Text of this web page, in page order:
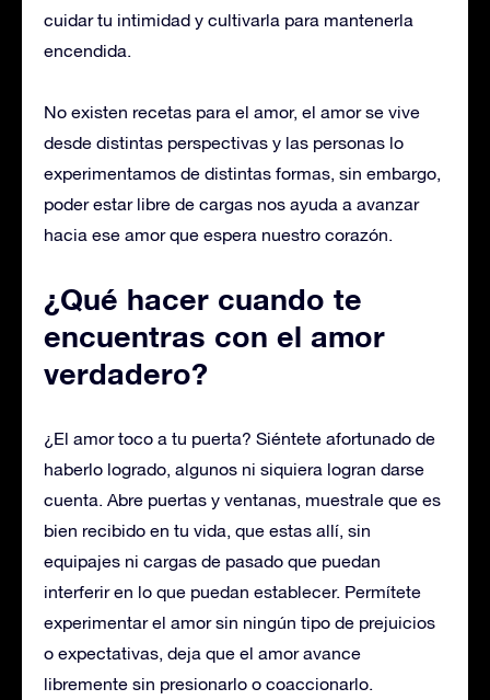
cuidar tu intimidad y cultivarla para mantenerla
encendida.
No existen recetas para el amor, el amor se vive
desde distintas perspectivas y las personas lo
experimentamos de distintas formas, sin embargo,
poder estar libre de cargas nos ayuda a avanzar
hacia ese amor que espera nuestro corazón.
¿Qué hacer cuando te
encuentras con el amor
verdadero?
¿El amor toco a tu puerta? Siéntete afortunado de
haberlo logrado, algunos ni siquiera logran darse
cuenta. Abre puertas y ventanas, muestrale que es
bien recibido en tu vida, que estas allí, sin
equipajes ni cargas de pasado que puedan
interferir en lo que puedan establecer. Permítete
experimentar el amor sin ningún tipo de prejuicios
o expectativas, deja que el amor avance
libremente sin presionarlo o coaccionarlo.